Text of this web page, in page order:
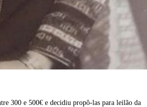
300 e 500€ e decidiu propô-las para leilão da